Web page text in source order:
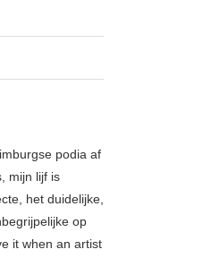
podia af
mijn lijf is
het duidelijke,
op
it when an artist